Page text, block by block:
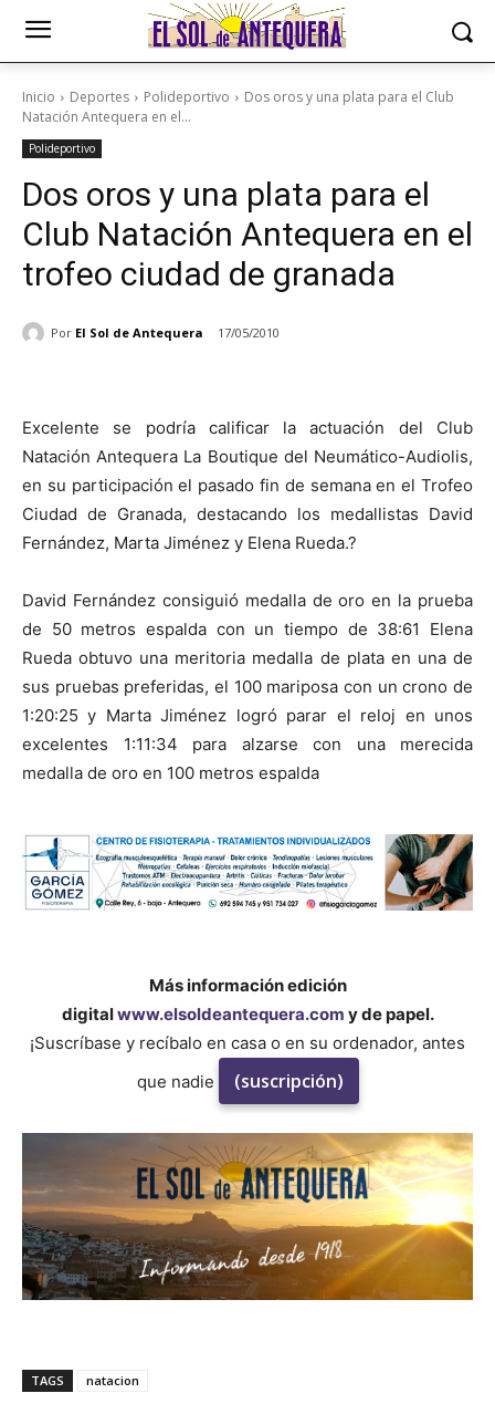
Inicio Deportes Polideportivo
Dos oros y una plata para el Club
Natación Antequera en el...
Polideportivo
Dos oros y una plata para el
Club Natación Antequera en el
trofeo ciudad de granada
Por El Sol de Antequera 17/05/2010
Excelente se podría calificar la actuación del Club
Natación Antequera La Boutique del Neumático-Audiolis,
en su participación el pasado fin de semana en el Trofeo
Ciudad de Granada, destacando los medallistas David
Fernández, Marta Jiménez y Elena Rueda.?
David Fernández consiguió medalla de oro en la prueba
de 50 metros espalda con un tiempo de 38:61 Elena
Rueda obtuvo una meritoria medalla de plata en una de
sus pruebas preferidas, el 100 mariposa con un crono de
1:20:25 y Marta Jiménez logró parar el reloj en unos
excelentes 1:11:34 para alzarse con una merecida
medalla de oro en 100 metros espalda
Más información edición
digitalwww.elsoldeantequera.com y de papel.
¡Suscríbase y recíbalo en casa o en su ordenador, antes
que nadie
(suscripción)
TAGS natacion